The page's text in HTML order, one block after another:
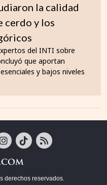
la calidad
cerdo y los
del INTI sobre
que aportan
y bajos niveles
derechos reservados.